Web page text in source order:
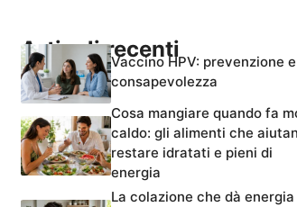
Articoli recentiVaccino HPV: prevenzione e
consapevolezza
Cosa mangiare quando fa
caldo: gli alimenti che
restare idratati e pieni di
energia
La colazione che dà